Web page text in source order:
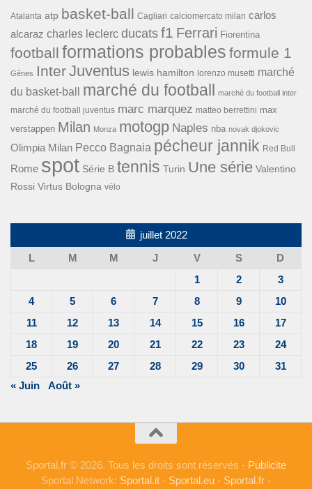
Atalanta atp basket-ball Cagliari calciomercato milan carlos
alcaraz charles leclerc ducats f1 Ferrari Fiorentina
football formations probables formule 1
Gênes InterJuventus lewis hamilton lorenzo musetti marché
du basket-ball
marché du football marché du football inter
marché du football juventus marc marquez matteo berrettini max
verstappen Milan Monza motogp Naples nba novak djokovic
Olimpia Milan Pecco Bagnaia pécheur jannik Red Bull
Rome spot Série B tennis Turin Une série Valentino
Rossi Virtus Bologna vélo
juillet 2022
L
M M J V S
D
1
2
3
4
5 6 7 8 9
10
11
12 13 14 15 16
17
18
19 20 21 22 23
24
25
26 27 28 29 30
31
« Juin
Août »
Sportal.fr © 2026. Tous les droits sont réservés - Publicite
Sportal Network: Sportal.it - Sportal.eu - Sportal.fr -